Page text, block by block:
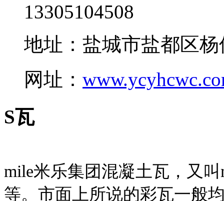
13305104508
地址：盐城市盐都区
网址：
S瓦
mile米乐集团混凝土瓦，又
等。市面上所说的彩瓦一般